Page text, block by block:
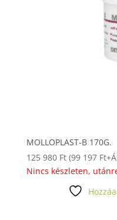
MOLLOPLAST-B 170G.
125 980 Ft (99 197 Ft
Nincs készleten,